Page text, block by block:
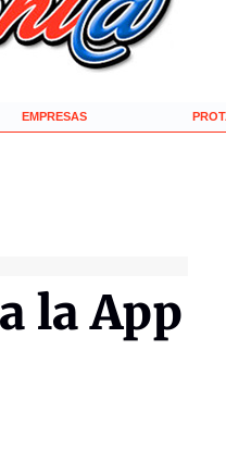
EMPRESAS
la App